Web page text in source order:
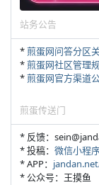
站务公告
*煎蛋网问答分区
*煎蛋网社区管理
*煎蛋网官方渠道
煎蛋传送门
* 反馈：
* 投稿： 微信小程
* APP：
* 公众号：王摸鱼